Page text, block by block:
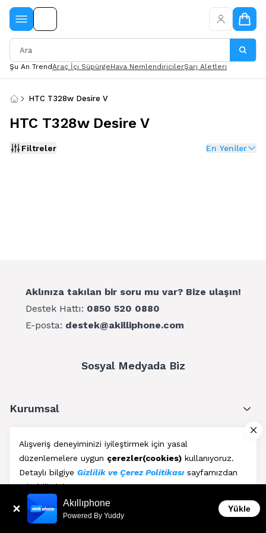
Alışveriş deneyiminizi iyileştirmek için yasal
düzenlemelere uygun çerezler(cookies) kullanıyoruz.
Detaylı bilgiye Gizlilik ve Çerez Politikası sayfamızdan
erişebilirsiniz.
Kabul Et
Şu An TrendAraç İçi SüpürgeHava NemlendiricilerŞarj Aletleri
HTC T328w Desire V
HTC T328w Desire V
Filtreler En Yeniler
Aklınıza takılan bir soru mu var? Bize ulaşın!
Destek Hattı: 0850 520 0880
E-posta: destek@akilliphone.com
Sosyal Medyada Biz
Kurumsal
Müşteri Hizmetleri
Üyelik
Blog Akıllıphone
Powered By Yuddy
Yükle